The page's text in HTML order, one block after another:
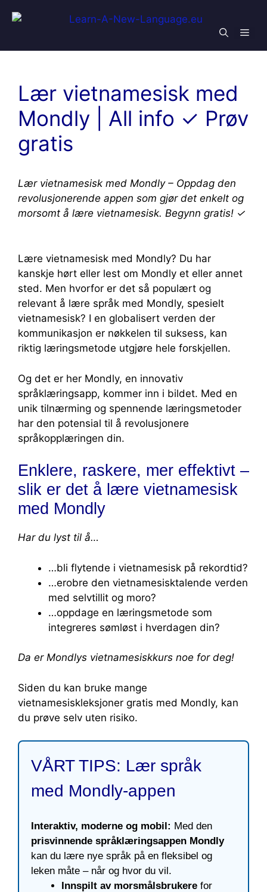
Lær vietnamesisk med
Mondly | All info ✓ Prøv
gratis
Lær vietnamesisk med Mondly – Oppdag den
revolusjonerende appen som gjør det enkelt og
morsomt å lære vietnamesisk. Begynn gratis! ✓
Lære vietnamesisk med Mondly? Du har
kanskje hørt eller lest om Mondly et eller annet
sted. Men hvorfor er det så populært og
relevant å lære språk med Mondly, spesielt
vietnamesisk? I en globalisert verden der
kommunikasjon er nøkkelen til suksess, kan
riktig læringsmetode utgjøre hele forskjellen.
Og det er her Mondly, en innovativ
språklæringsapp, kommer inn i bildet. Med en
unik tilnærming og spennende læringsmetoder
har den potensial til å revolusjonere
språkopplæringen din.
Enklere, raskere, mer effektivt –
slik er det å lære vietnamesisk
med Mondly
Har du lyst til å…
…bli flytende i vietnamesisk på rekordtid?
…erobre den vietnamesisktalende verden
med selvtillit og moro?
…oppdage en læringsmetode som
integreres sømløst i hverdagen din?
Da er Mondlys vietnamesiskkurs noe for deg!
Siden du kan bruke mange
vietnamesiskleksjoner gratis med Mondly, kan
du prøve selv uten risiko.
VÅRT TIPS: Lær språk
med Mondly-appen
Interaktiv, moderne og mobil: Med den
prisvinnende språklæringsappen Mondly
kan du lære nye språk på en fleksibel og
leken måte – når og hvor du vil.
Innspilt av morsmålsbrukere for